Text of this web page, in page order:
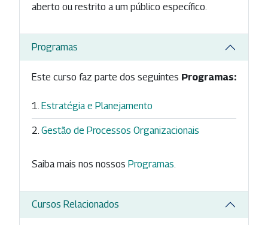
aberto ou restrito a um público específico.
Programas
Este curso faz parte dos seguintes Programas:
Estratégia e Planejamento
Gestão de Processos Organizacionais
Saiba mais nos nossos Programas
Cursos Relacionados